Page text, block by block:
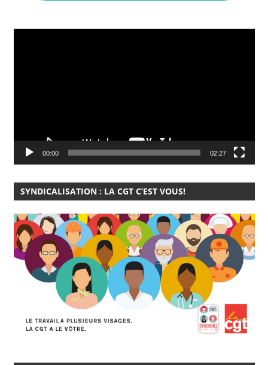
00:00 02:27
SYNDICALISATION : LA CGT C’EST VOUS!